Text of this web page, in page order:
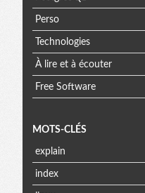
Perso
Technologies
À lire et à écouter
Free Software
MOTS-CLÉS
explain
index